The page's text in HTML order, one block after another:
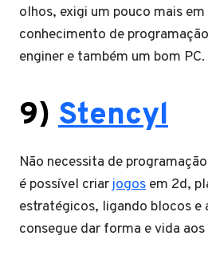
olhos, exigi um pouco mais
conhecimento de
enginer e também um bom PC.
9) Stencyl
Não necessita de
é possível criarjogos em 2d,
estratégicos, ligando blocos e
consegue dar forma e vida aos